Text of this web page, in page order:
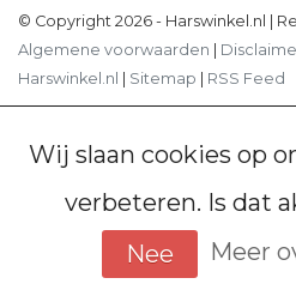
© Copyright 2026 - Harswinkel.nl |
Algemene voorwaarden
Harswinkel.nl
Sitemap RSS Feed
Wij slaan cookies op
verbeteren. Is dat
Nee
Meer